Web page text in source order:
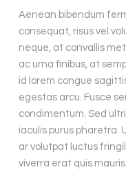
Aenean bibendum
consequat, risus vel
neque, at convallis
ac urna finibus, at
id lorem congue
egestas arcu. Fusce
condimentum. Sed
iaculis purus pharetra.
ar volutpat luctus
viverra erat quis